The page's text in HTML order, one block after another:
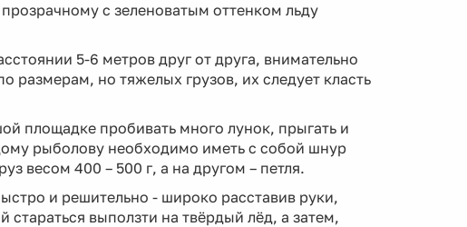
с зеленоватым оттенком льду
5-6 метров друг от друга, внимательно
размерам, но тяжелых грузов, их следует класть
площадке пробивать много лунок, прыгать и
рыболову необходимо иметь с собой шнур
весом 400 – 500 г, а на другом – петля.
и решительно - широко расставив руки,
выползти на твёрдый лёд, а затем,